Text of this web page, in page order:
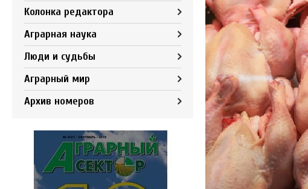
Колонка редактора
Аграрная наука
Люди и судьбы
Аграрный мир
Архив номеров